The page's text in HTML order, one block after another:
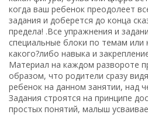
когда ваш ребенок преодолеет
задания и доберется до конца
предела! .Все упражнения и
специальные блоки по темам или
какого?либо навыка и
Материал на каждом развороте
образом, что родители сразу
ребенок на данном занятии, над
Задания строятся на принципе
простых понятий, малыш